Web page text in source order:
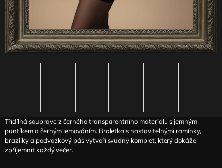
Třídílná souprava z černého transparentního materiálu s jemným
puntíkem a černým lemováním. Braletka s nastavitelnými ramínky,
brazilky a podvazkový pás vytvoří svůdný komplet, který dokáže
zpříjemnit každý večer.
J
E
M
E
3
490
Kč